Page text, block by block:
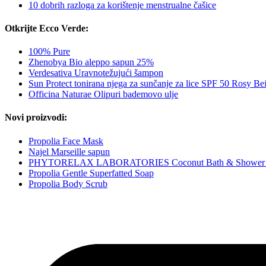
10 dobrih razloga za korištenje menstrualne čašice
Otkrijte Ecco Verde:
100% Pure
Zhenobya Bio aleppo sapun 25%
Verdesativa Uravnotežujući šampon
Sun Protect tonirana njega za sunčanje za lice SPF 50 Rosy
Officina Naturae Olipuri bademovo ulje
Novi proizvodi:
Propolia Face Mask
Najel Marseille sapun
PHYTORELAX LABORATORIES Coconut Bath & Shower
Propolia Gentle Superfatted Soap
Propolia Body Scrub